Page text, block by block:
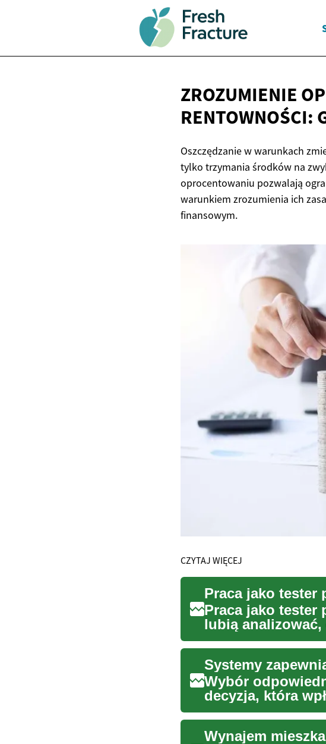
ZROZUMIENIE
RENTOWNOŚCI:
Oszczędzanie w warunkach
tylko trzymania środków na
oprocentowaniu pozwalają
warunkiem zrozumienia ich
finansowym.
CZYTAJ WIĘCEJ
Praca jako
lubią
rozwój now...
Systemy
Wybór
decyzja, która
środowisko...